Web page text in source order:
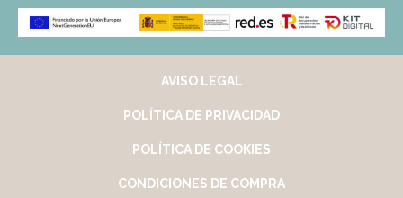
AVISO LEGAL
POLÍTICA DE PRIVACIDAD
POLÍTICA DE COOKIES
CONDICIONES DE COMPRA